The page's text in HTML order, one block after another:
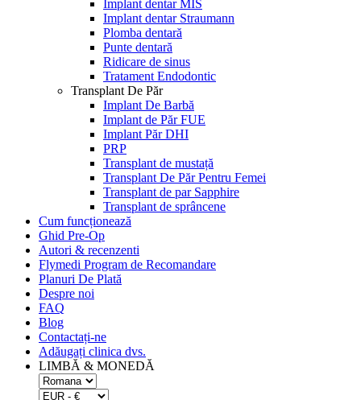
Implant dentar MIS
Implant dentar Straumann
Plomba dentară
Punte dentară
Ridicare de sinus
Tratament Endodontic
Transplant De Păr
Implant De Barbă
Implant de Păr FUE
Implant Păr DHI
PRP
Transplant de mustață
Transplant De Păr Pentru Femei
Transplant de par Sapphire
Transplant de sprâncene
Cum funcționează
Ghid Pre-Op
Autori & recenzenti
Flymedi Program de Recomandare
Planuri De Plată
Despre noi
FAQ
Blog
Contactați-ne
Adăugați clinica dvs.
LIMBĂ & MONEDĂ